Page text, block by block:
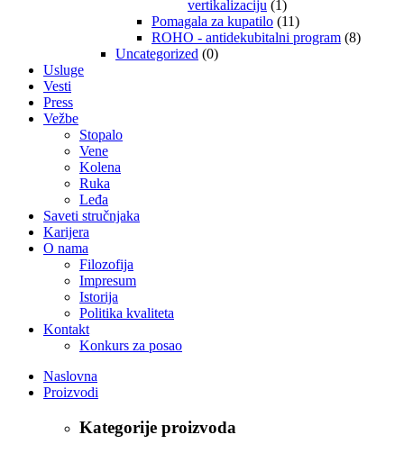
vertikalizaciju (1)
Pomagala za kupatilo (11)
ROHO - antidekubitalni program (8)
Uncategorized (0)
Usluge
Vesti
Press
Vežbe
Stopalo
Vene
Kolena
Ruka
Leđa
Saveti stručnjaka
Karijera
O nama
Filozofija
Impresum
Istorija
Politika kvaliteta
Kontakt
Konkurs za posao
Naslovna
Proizvodi
Kategorije proizvoda